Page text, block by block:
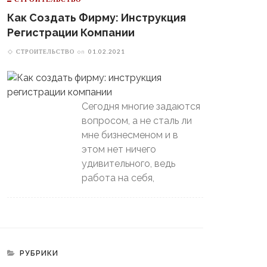
Дизайн-
Квартиры:
Выбора
Как Создать Фирму: Инструкция
Регистрации Компании
СТРОИТЕЛЬСТВО on 01.02.2021
Сегодня многие задаются
вопросом, а не сталь ли
мне бизнесменом и в
этом нет ничего
удивительного, ведь
работа на себя,
РУБРИКИ